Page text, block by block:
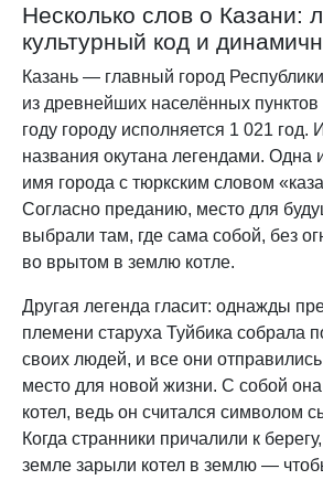
Несколько слов о Казани:
культурный код и
Казань — главный город
из древнейших населённых
году городу исполняется 1 021 год.
названия окутана легендами. Одна
имя города с тюркским словом
Согласно преданию, место для
выбрали там, где сама собой, без
во врытом в землю котле.
Другая легенда гласит: однажды
племени старуха Туйбика собрала
своих людей, и все они
место для новой жизни. С собой
котел, ведь он считался символом
Когда странники причалили к
земле зарыли котел в землю —